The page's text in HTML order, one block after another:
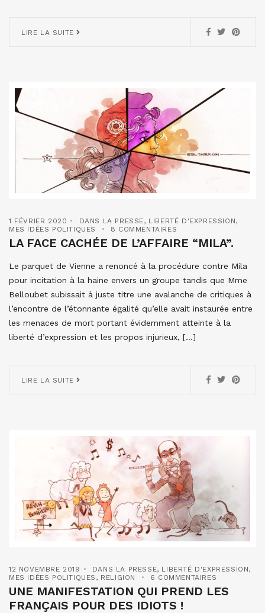
LIRE LA SUITE
1 FÉVRIER 2020 DANS LA PRESSE, LIBERTÉ D'EXPRESSION,
MES IDÉES POLITIQUES
8 COMMENTAIRES
LA FACE CACHÉE DE L’AFFAIRE “MILA”.
Le parquet de Vienne a renoncé à la procédure contre Mila
pour incitation à la haine envers un groupe tandis que Mme
Belloubet subissait à juste titre une avalanche de critiques à
l’encontre de l’étonnante égalité qu’elle avait instaurée entre
les menaces de mort portant évidemment atteinte à la
liberté d’expression et les propos injurieux, […]
LIRE LA SUITE
12 NOVEMBRE 2019 DANS LA PRESSE, LIBERTÉ D'EXPRESSION,
MES IDÉES POLITIQUES , RELIGION 6 COMMENTAIRES
UNE MANIFESTATION QUI PREND LES
FRANÇAIS POUR DES IDIOTS !